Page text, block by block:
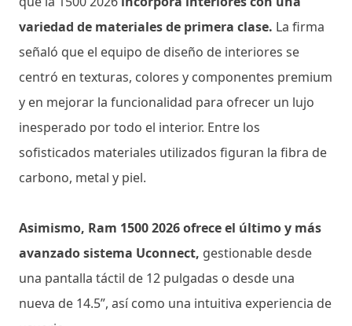
variedad de materiales de primera clase. La firma
señaló que el equipo de diseño de interiores se
centró en texturas, colores y componentes premium
y en mejorar la funcionalidad para ofrecer un lujo
inesperado por todo el interior. Entre los
sofisticados materiales utilizados figuran la fibra de
carbono, metal y piel.
Asimismo, Ram 1500 2026 ofrece el último y más
avanzado sistema Uconnect, gestionable desde
una pantalla táctil de 12 pulgadas o desde una
nueva de 14.5”, así como una intuitiva experiencia de